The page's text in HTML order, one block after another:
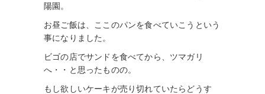
陽園。
お昼ご飯は、ここのパンを食べていこうという
事になりました。
ビゴの店でサンドを食べてから、ツマガリ
へ・・と思ったものの。
もし欲しいケーキが売り切れていたらどうす